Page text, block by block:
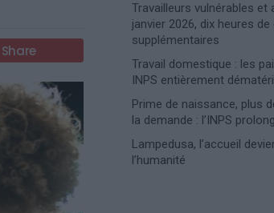
Share
Travailleurs vulnérables et
janvier 2026, dix heures
supplémentaires
Travail domestique : les
INPS entièrement
Prime de naissance, plus
la demande : l’INPS
Lampedusa, l’accueil
l’humanité